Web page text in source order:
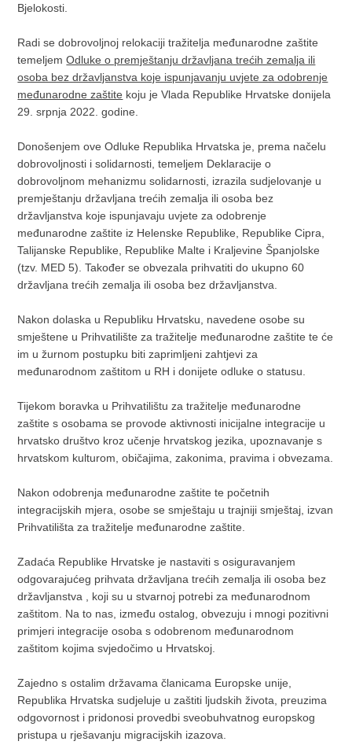
Bjelokosti.
Radi se dobrovoljnoj relokaciji tražitelja međunarodne zaštite
temeljemOdluke o premještanju državljana trećih zemalja ili
osoba bez državljanstva koje ispunjavanju uvjete za odobrenje
međunarodne zaštite koju je Vlada Republike Hrvatske donijela
29. srpnja 2022. godine.
Donošenjem ove Odluke Republika Hrvatska je, prema načelu
dobrovoljnosti i solidarnosti, temeljem Deklaracije o
dobrovoljnom mehanizmu solidarnosti, izrazila sudjelovanje u
premještanju državljana trećih zemalja ili osoba bez
državljanstva koje ispunjavaju uvjete za odobrenje
međunarodne zaštite iz Helenske Republike, Republike Cipra,
Talijanske Republike, Republike Malte i Kraljevine Španjolske
(tzv. MED 5). Također se obvezala prihvatiti do ukupno 60
državljana trećih zemalja ili osoba bez državljanstva.
Nakon dolaska u Republiku Hrvatsku, navedene osobe su
smještene u Prihvatilište za tražitelje međunarodne zaštite te će
im u žurnom postupku biti zaprimljeni zahtjevi za
međunarodnom zaštitom u RH i donijete odluke o statusu.
Tijekom boravka u Prihvatilištu za tražitelje međunarodne
zaštite s osobama se provode aktivnosti inicijalne integracije u
hrvatsko društvo kroz učenje hrvatskog jezika, upoznavanje s
hrvatskom kulturom, običajima, zakonima, pravima i obvezama.
Nakon odobrenja međunarodne zaštite te početnih
integracijskih mjera, osobe se smještaju u trajniji smještaj, izvan
Prihvatilišta za tražitelje međunarodne zaštite.
Zadaća Republike Hrvatske je nastaviti s osiguravanjem
odgovarajućeg prihvata državljana trećih zemalja ili osoba bez
državljanstva , koji su u stvarnoj potrebi za međunarodnom
zaštitom. Na to nas, između ostalog, obvezuju i mnogi pozitivni
primjeri integracije osoba s odobrenom međunarodnom
zaštitom kojima svjedočimo u Hrvatskoj.
Zajedno s ostalim državama članicama Europske unije,
Republika Hrvatska sudjeluje u zaštiti ljudskih života, preuzima
odgovornost i pridonosi provedbi sveobuhvatnog europskog
pristupa u rješavanju migracijskih izazova.